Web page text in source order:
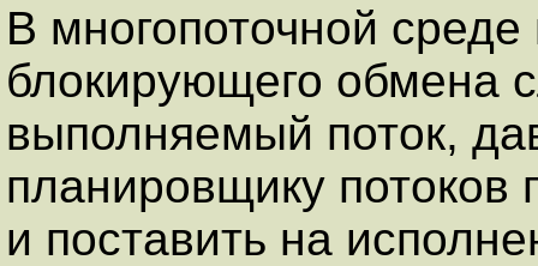
В многопоточной
блокирующего обмена
выполняемый поток,
планировщику потоков
и поставить на